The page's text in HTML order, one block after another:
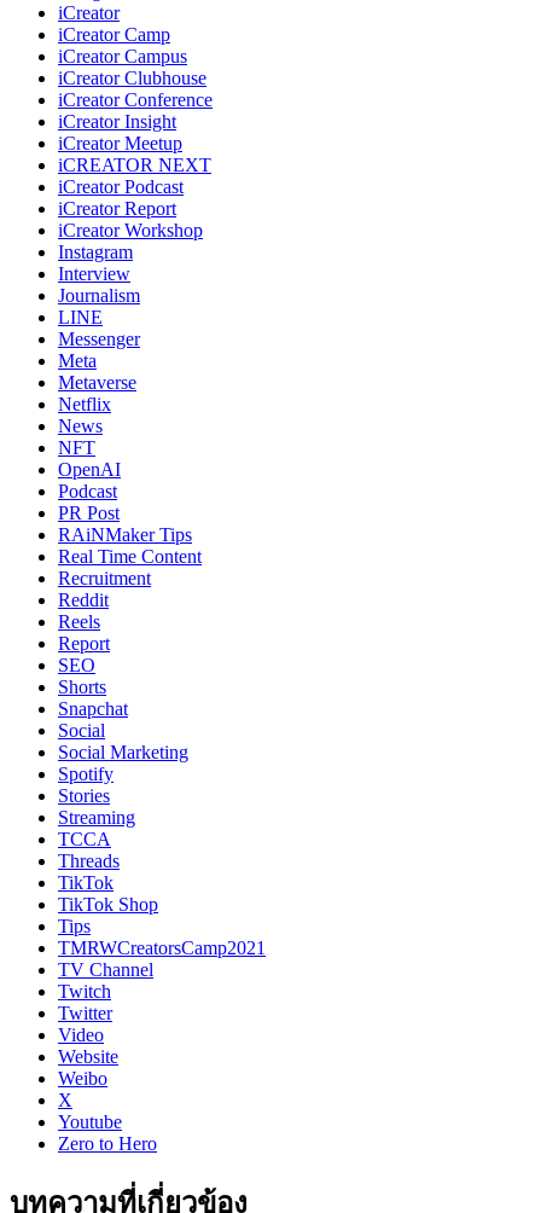
iCreator
iCreator Camp
iCreator Campus
iCreator Clubhouse
iCreator Conference
iCreator Insight
iCreator Meetup
iCREATOR NEXT
iCreator Podcast
iCreator Report
iCreator Workshop
Instagram
Interview
Journalism
LINE
Messenger
Meta
Metaverse
Netflix
News
NFT
OpenAI
Podcast
PR Post
RAiNMaker Tips
Real Time Content
Recruitment
Reddit
Reels
Report
SEO
Shorts
Snapchat
Social
Social Marketing
Spotify
Stories
Streaming
TCCA
Threads
TikTok
TikTok Shop
Tips
TMRWCreatorsCamp2021
TV Channel
Twitch
Twitter
Video
Website
Weibo
X
Youtube
Zero to Hero
บทความที่เกี่ยวข้อง